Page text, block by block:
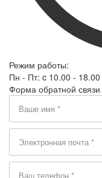
Режим работы:
Пн - Пт: c 10.00 - 18.00
Форма обратной связи